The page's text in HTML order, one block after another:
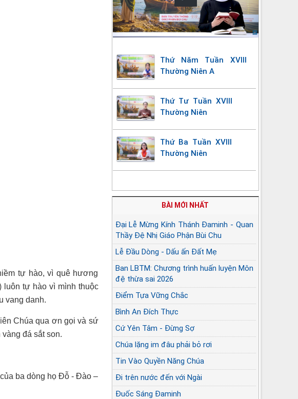
tự hào, vì quê hương
tự hào vì mình thuộc
vang danh.
Chúa qua ơn gọi và sứ
đá sắt son.
ba dòng họ Đỗ - Đào –
Thứ Năm Tuần XVIII
Thường Niên A
Thứ Tư Tuần XVIII
Thường Niên
Thứ Ba Tuần XVIII
Thường Niên
BÀI MỚI NHẤT
Đại Lễ Mừng Kính Thánh Đaminh - Quan
Thầy Đệ Nhị Giáo Phận Bùi Chu
Lễ Đầu Dòng - Dấu ấn Đất Mẹ
Ban LBTM: Chương trình huấn luyện Môn
đệ thừa sai 2026
Điểm Tựa Vững Chắc
Bình An Đích Thực
Cứ Yên Tâm - Đừng Sợ
Chúa lặng im đâu phải bỏ rơi
Tin Vào Quyền Năng Chúa
Đi trên nước đến với Ngài
Đuốc Sáng Đaminh